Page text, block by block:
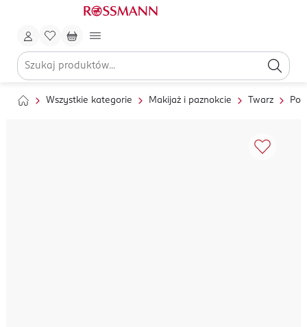
Wszystkie kategorie Makijaż i paznokcie Twarz